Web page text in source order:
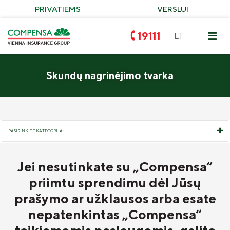
atsakomybės draudimas
Compensa VAIRUOK
KASKO draudimas
KASKO draudimas elektromobiliams
KASKO alternatyvus
Žalieji įrenginiai
Nelaimingi atsitikimai
Kelionės
Neapykantai STOP
„Compensa Life“ sveikatos draudimas
„Seesam“ sveikatos draudimas
PRIVATIEMS VERSLUI
19111
Skundų nagrinėjimo tvarka
PASIRINKITE KATEGORIJĄ:
Naujienos
Apie mus
Valdyba ir stebėtojų taryba
Jei nesutinkate su „Compensa“
priimtu sprendimu dėl Jūsų
prašymo ar užklausos arba esate
nepatenkintas „Compensa“